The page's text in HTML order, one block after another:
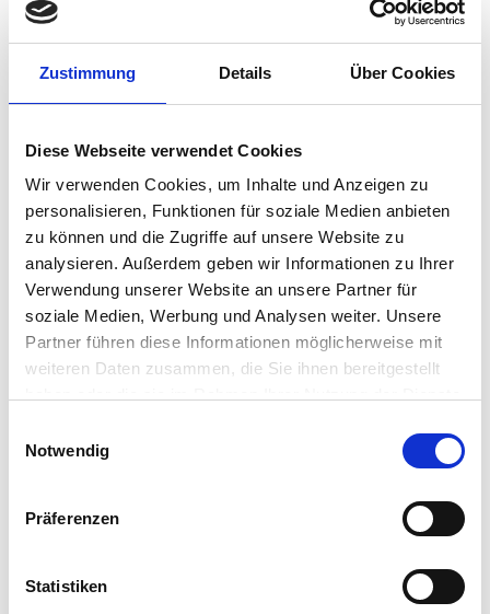
Zustimmung Details Über Cookies
Diese Webseite verwendet Cookies
Wir verwenden Cookies, um Inhalte und Anzeigen zu
personalisieren, Funktionen für soziale Medien anbieten
zu können und die Zugriffe auf unsere Website zu
analysieren. Außerdem geben wir Informationen zu Ihrer
Verwendung unserer Website an unsere Partner für
soziale Medien, Werbung und Analysen weiter. Unsere
Partner führen diese Informationen möglicherweise mit
weiteren Daten zusammen, die Sie ihnen bereitgestellt
Notwendig
Präferenzen
Statistiken
Educause 2021: Discover
Flexible, Secure and Remote
Learning with IGEL
When it comes to maintaining a secure and seamless
computing experience for students, faculty, and staff
in secondary education - regardless of location - there
is no simpler solution than IGEL. IGEL helps colleges and
universities extend the life of…
IGEL Team•October 25, 2021
Slack